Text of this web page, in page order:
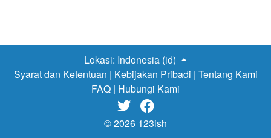
Lokasi: Indonesia (id)
Syarat dan Ketentuan | Kebijakan Pribadi | Tentang Kami
FAQ | Hubungi Kami
 
© 2026 123ish